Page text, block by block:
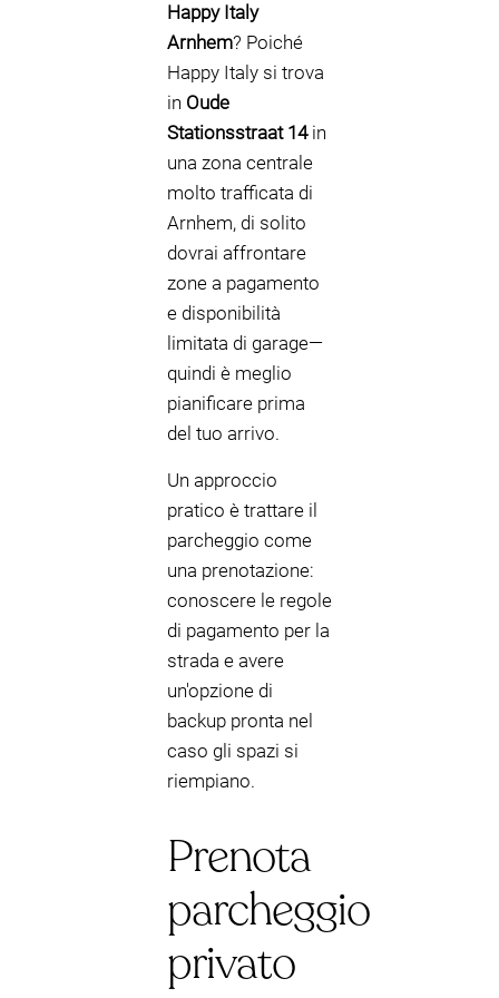
Happy Italy
Arnhem? Poiché
Happy Italy si trova
in Oude
Stationsstraat 14in
una zona centrale
molto trafficata di
Arnhem, di solito
dovrai affrontare
zone a pagamento
e disponibilità
limitata di garage—
quindi è meglio
pianificare prima
del tuo arrivo.
Un approccio
pratico è trattare il
parcheggio come
una prenotazione:
conoscere le regole
di pagamento per la
strada e avere
un'opzione di
backup pronta nel
caso gli spazi si
riempiano.
Prenota
parcheggio
privato